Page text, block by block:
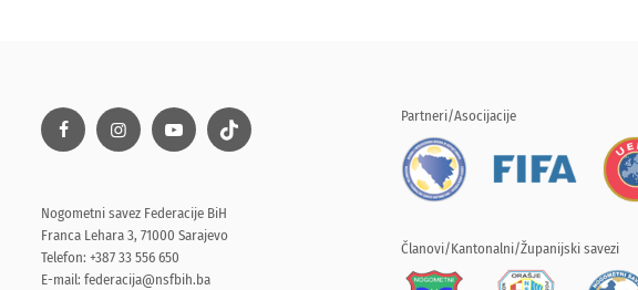
Nogometni savez Federacije BiH
Franca Lehara 3, 71000 Sarajevo
Telefon: +387 33 556 650
E-mail: federacija@nsfbih.ba
Partneri/Asocijacije
Članovi/Kantonalni/Županijski savezi